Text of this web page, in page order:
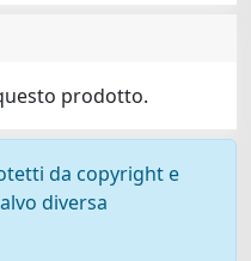
prodotto.
da copyright e
diversa